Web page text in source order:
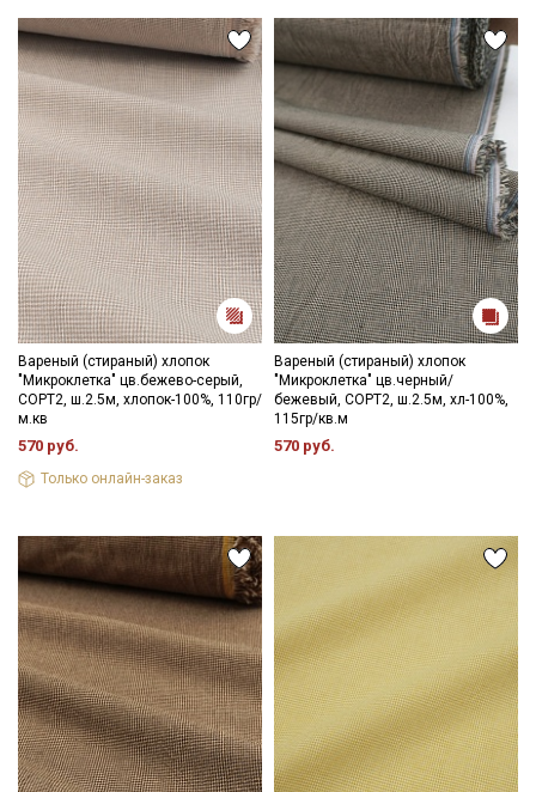
Вареный (стираный) хлопок
"Микроклетка" цв.бежево-серый,
СОРТ2, ш.2.5м, хлопок-100%, 110гр/
м.кв
570 руб.
Только онлайн-заказ
Вареный (стираный) хлопок
"Микроклетка" цв.черный/
бежевый, СОРТ2, ш.2.5м, хл-100%,
115гр/кв.м
570 руб.